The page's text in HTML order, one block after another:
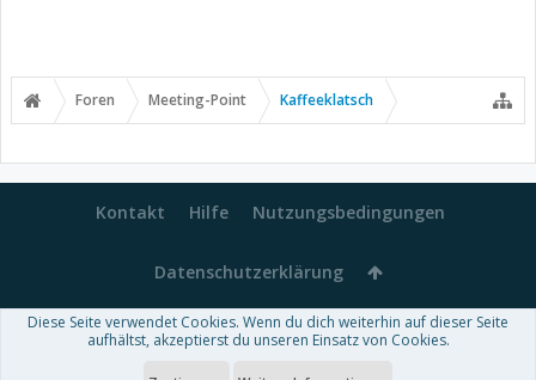
Foren Meeting-Point Kaffeeklatsch
Kontakt Hilfe Nutzungsbedingungen
Datenschutzerklärung
Forum software by XenForo™-Deutsch von xenDach
Diese Seite verwendet Cookies. Wenn du dich weiterhin auf dieser Seite
aufhältst, akzeptierst du unseren Einsatz von Cookies.